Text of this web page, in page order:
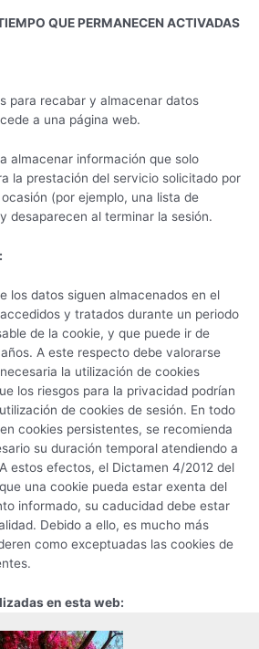
QUE PERMANECEN ACTIVADAS
para recabar y almacenar datos
a una página web.
almacenar información que solo
la prestación del servicio solicitado por
(por ejemplo, una lista de
desaparecen al terminar la sesión.
los datos siguen almacenados en el
y tratados durante un periodo
de la cookie, y que puede ir de
A este respecto debe valorarse
la utilización de cookies
los riesgos para la privacidad podrían
de cookies de sesión. En todo
cookies persistentes, se recomienda
su duración temporal atendiendo a
estos efectos, el Dictamen 4/2012 del
una cookie pueda estar exenta del
informado, su caducidad debe estar
Debido a ello, es mucho más
como exceptuadas las cookies de
en esta web: